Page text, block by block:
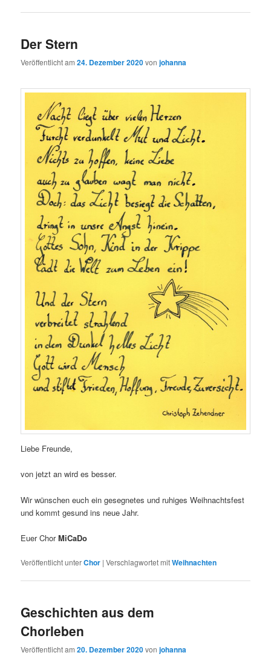
Der Stern
Veröffentlicht am24. Dezember 2020vonjohanna
Liebe Freunde,
von jetzt an wird es besser.
Wir wünschen euch ein gesegnetes und ruhiges Weihnachtsfest
und kommt gesund ins neue Jahr.
Euer ChorMiCaDo
Veröffentlicht unterChor |Verschlagwortet mitWeihnachten
Geschichten aus dem
Chorleben
Veröffentlicht am20. Dezember 2020vonjohanna